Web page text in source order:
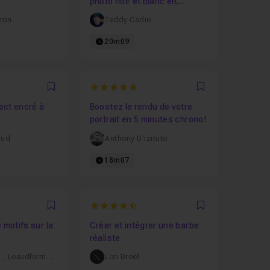
couleur
Teddy Cadio
20m09
Favori
encré à
5 Favori
Boostez le rendu de votre
portrait en 5 minutes chrono!
Anthony D'izituto
18m07
Favori
motifs sur la
, Lesudformations
4.5 Favori
Créer et intégrer une barbe
réaliste
Lori Droël